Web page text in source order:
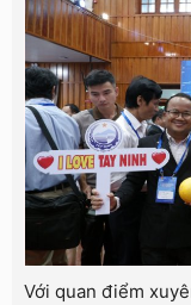
Với quan điểm